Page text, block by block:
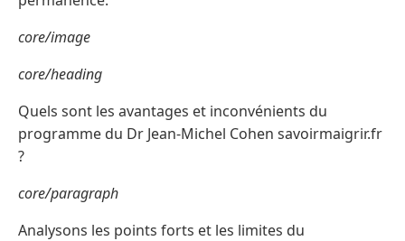
core/image
core/heading
Quels sont les avantages et inconvénients du
programme du Dr Jean-Michel Cohen savoirmaigrir.fr
?
core/paragraph
Analysons les points forts et les limites du